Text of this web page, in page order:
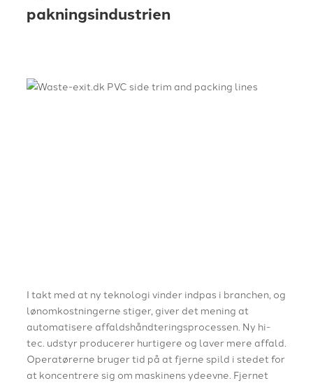
pakningsindustrien
I takt med at ny teknologi vinder indpas i branchen, og
lønomkostningerne stiger, giver det mening at
automatisere affaldshåndteringsprocessen. Ny hi-
tec. udstyr producerer hurtigere og laver mere affald.
Operatørerne bruger tid på at fjerne spild i stedet for
at koncentrere sig om maskinens ydeevne. Fjernet